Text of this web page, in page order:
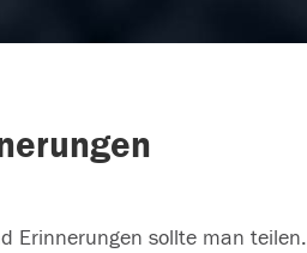
Erinnerungen sollte man teilen.